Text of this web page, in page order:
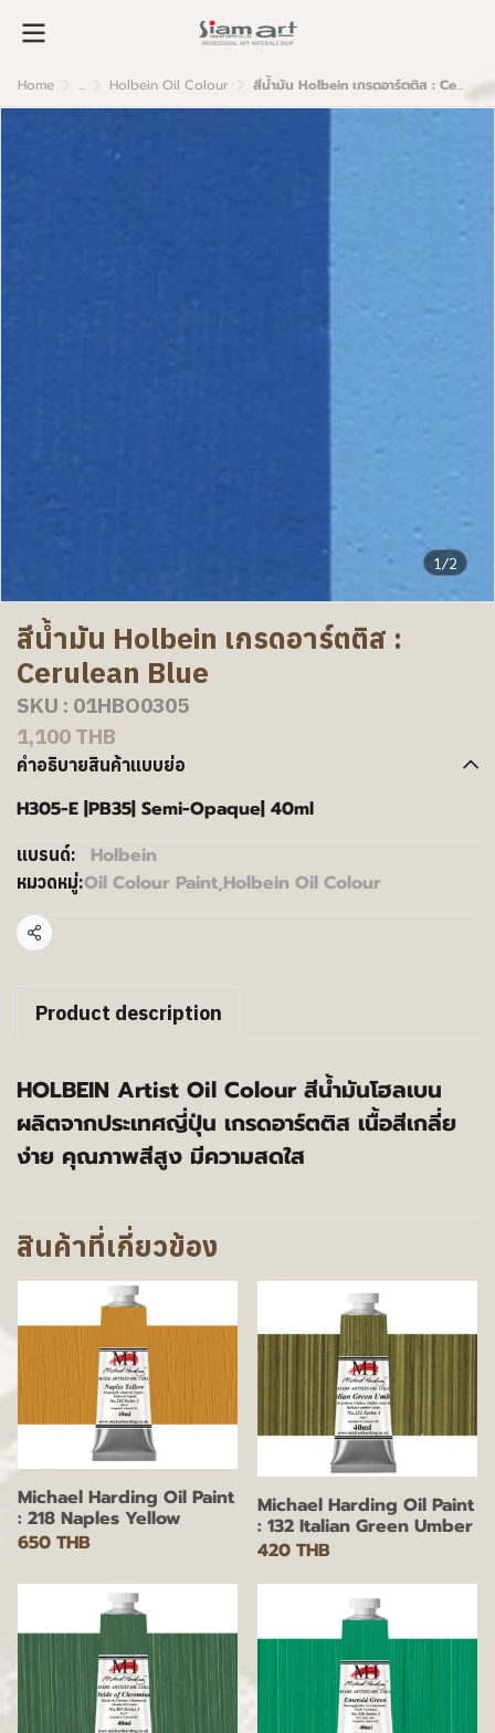
Home ... Holbein Oil Colour สีน้ำมัน Holbein เกรดอาร์ตติส : Cerulean Blue
1/2
สีน้ำมัน Holbein เกรดอาร์ตติส :
Cerulean Blue
SKU : 01HBO0305
1,100 THB
คำอธิบายสินค้าแบบย่อ
H305-E |PB35| Semi-Opaque| 40ml
แบรนด์: Holbein
หมวดหมู่:Oil Colour Paint,Holbein Oil Colour
แชร์
Product description
HOLBEIN Artist Oil Colour สีน้ำมันโฮลเบน
ผลิตจากประเทศญี่ปุ่น เกรดอาร์ตติส เนื้อสีเกลี่ย
ง่าย คุณภาพสีสูง มีความสดใส
สินค้าที่เกี่ยวข้อง
Michael Harding Oil Paint
: 218 Naples Yellow
650 THB
Michael Harding Oil Paint
: 132 Italian Green Umber
420 THB